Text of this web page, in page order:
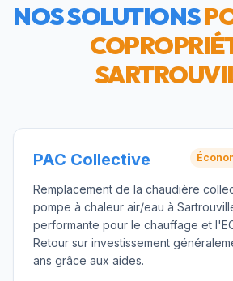
NOS SOLUTIONS
PAC Collective
Remplacement de la chaudière
pompe à chaleur air/eau à
performante pour le chauffage et
Retour sur investissement
ans grâce aux aides.